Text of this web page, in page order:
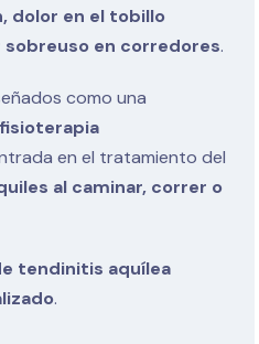
dolor en el tobillo
en corredores.
como una
en el tratamiento del
al caminar, correr o
tendinitis aquílea
.